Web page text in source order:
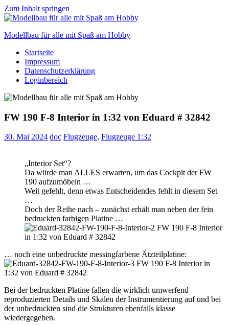
Zum Inhalt springen
Modellbau für alle mit Spaß am Hobby
Scale
modelling
to
Startseite
Impressum
Datenschutzerklärung
Loginbereich
FW 190 F-8 Interior in 1:32 von Eduard # 32842
30. Mai 2024 doc Flugzeuge, Flugzeuge 1:32
„Interior Set“?
Da würde man ALLES erwarten, um das Cockpit der FW
190 aufzumöbeln …
Weit gefehlt, denn etwas Entscheidendes fehlt in diesem Set
…
Doch der Reihe nach – zunächst erhält man neben der fein
bedruckten farbigen Platine …
… noch eine unbedruckte messingfarbene Ätzteilplatine:
Bei der bedruckten Platine fallen die wirklich umwerfend
reproduzierten Details und Skalen der Instrumentierung auf und bei
der unbedruckten sind die Strukturen ebenfalls klasse
wiedergegeben.